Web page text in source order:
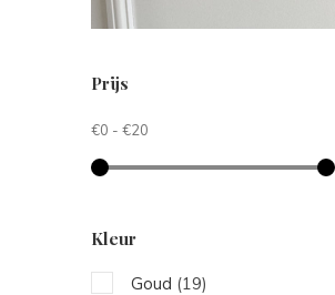
Prijs
€0 - €20
Kleur
Goud (19)